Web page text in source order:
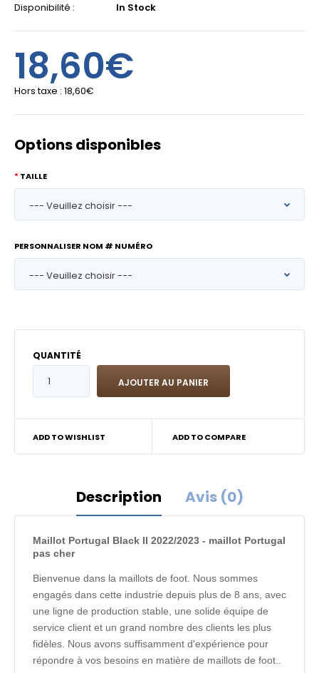
Disponibilité :
In Stock
18,60€
Hors taxe : 18,60€
Options disponibles
TAILLE
PERSONNALISER NOM # NUMÉRO
QUANTITÉ
ADD TO WISHLIST ADD TO COMPARE
Description Avis (0)
Maillot Portugal Black II 2022/2023 - maillot Portugal
pas cher
Bienvenue dans la maillots de foot. Nous sommes
engagés dans cette industrie depuis plus de 8 ans, avec
une ligne de production stable, une solide équipe de
service client et un grand nombre des clients les plus
fidèles. Nous avons suffisamment d'expérience pour
répondre à vos besoins en matière de maillots de foot..